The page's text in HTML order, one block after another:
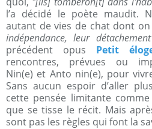
l’a décidé le poète maudit.
autant de vies de chat dont on
indépendance, leur
précédent opus Petit
rencontres, prévues ou
Nin(e) et Anto nin(e), pour
Sans aucun espoir d’aller
cette pensée limitante
que se tisse le récit. Mais
sont pas les règles qui font la